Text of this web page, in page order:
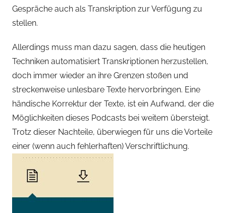
Gespräche auch als Transkription zur Verfügung zu
stellen.
Allerdings muss man dazu sagen, dass die heutigen
Techniken automatisiert Transkriptionen herzustellen,
doch immer wieder an ihre Grenzen stoßen und
streckenweise unlesbare Texte hervorbringen. Eine
händische Korrektur der Texte, ist ein Aufwand, der die
Möglichkeiten dieses Podcasts bei weitem übersteigt.
Trotz dieser Nachteile, überwiegen für uns die Vorteile
einer (wenn auch fehlerhaften) Verschriftlichung.